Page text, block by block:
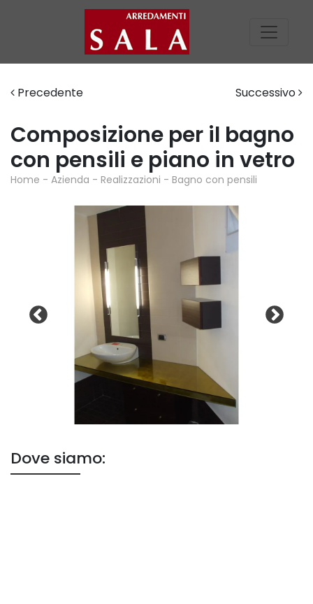
Precedente Successivo
Composizione per il bagno
con pensili e piano in vetro
Home - Azienda - Realizzazioni - Bagno con pensili
Dove siamo: